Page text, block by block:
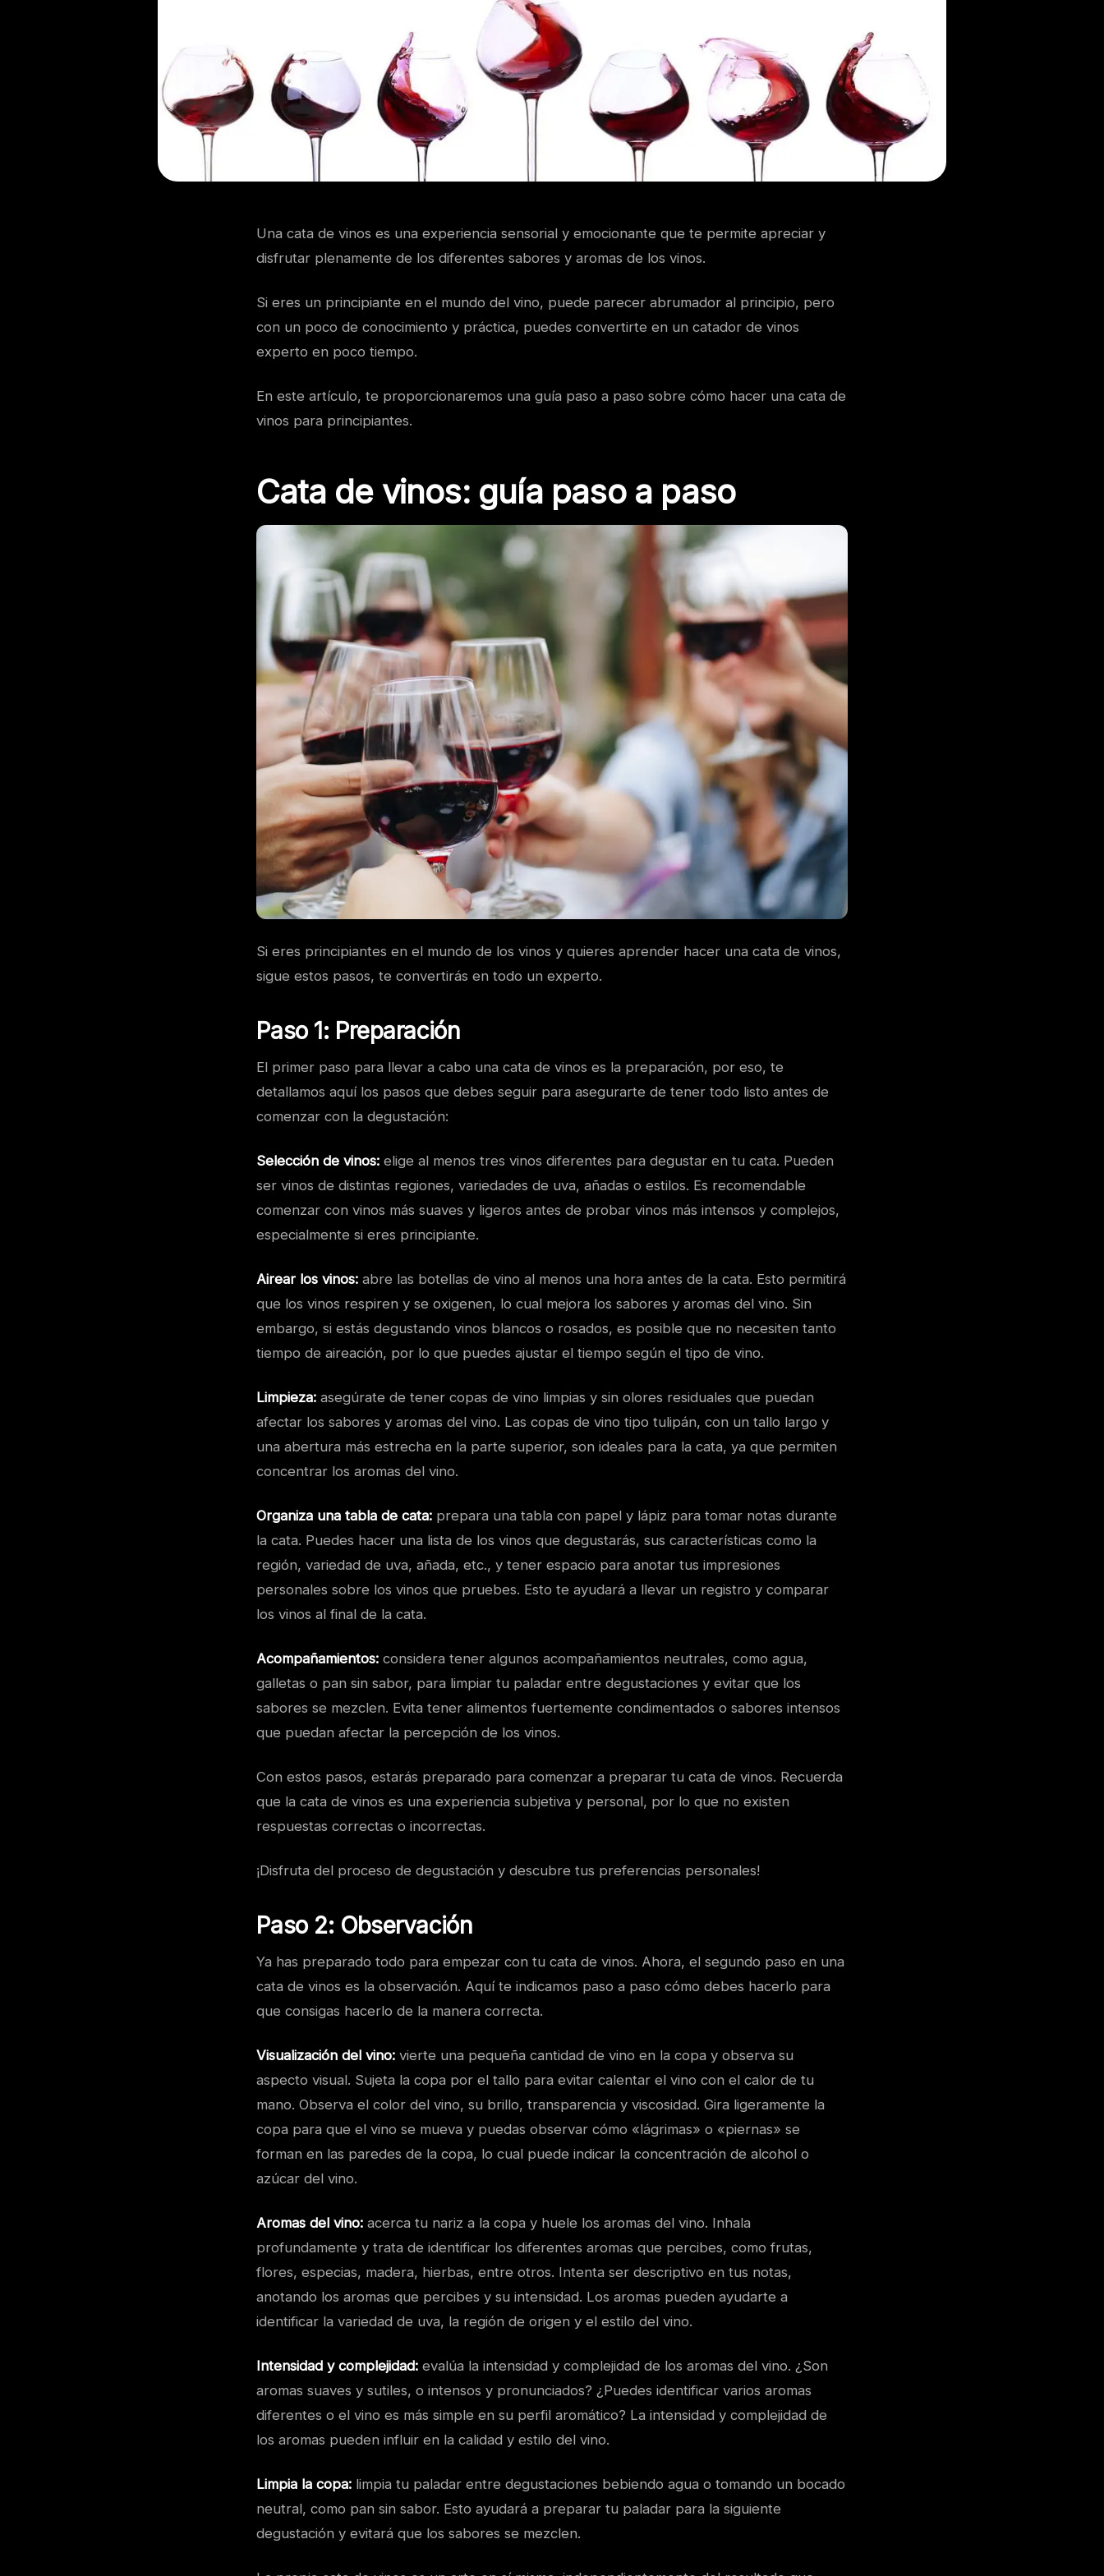
Una cata de vinos es una experiencia sensorial y emocionante que te permite apreciar y
disfrutar plenamente de los diferentes sabores y aromas de los vinos.
Si eres un principiante en el mundo del vino, puede parecer abrumador al principio, pero
con un poco de conocimiento y práctica, puedes convertirte en un catador de vinos
experto en poco tiempo.
En este artículo, te proporcionaremos una guía paso a paso sobre cómo hacer una cata de
vinos para principiantes.
Cata de vinos: guía paso a paso
Si eres principiantes en el mundo de los vinos y quieres aprender hacer una cata de vinos,
sigue estos pasos, te convertirás en todo un experto.
Paso 1: Preparación
El primer paso para llevar a cabo una cata de vinos es la preparación, por eso, te
detallamos aquí los pasos que debes seguir para asegurarte de tener todo listo antes de
comenzar con la degustación:
Selección de vinos: elige al menos tres vinos diferentes para degustar en tu cata. Pueden
ser vinos de distintas regiones, variedades de uva, añadas o estilos. Es recomendable
comenzar con vinos más suaves y ligeros antes de probar vinos más intensos y complejos,
especialmente si eres principiante.
Airear los vinos: abre las botellas de vino al menos una hora antes de la cata. Esto permitirá
que los vinos respiren y se oxigenen, lo cual mejora los sabores y aromas del vino. Sin
embargo, si estás degustando vinos blancos o rosados, es posible que no necesiten tanto
tiempo de aireación, por lo que puedes ajustar el tiempo según el tipo de vino.
Limpieza: asegúrate de tener copas de vino limpias y sin olores residuales que puedan
afectar los sabores y aromas del vino. Las copas de vino tipo tulipán, con un tallo largo y
una abertura más estrecha en la parte superior, son ideales para la cata, ya que permiten
concentrar los aromas del vino.
Organiza una tabla de cata: prepara una tabla con papel y lápiz para tomar notas durante
la cata. Puedes hacer una lista de los vinos que degustarás, sus características como la
región, variedad de uva, añada, etc., y tener espacio para anotar tus impresiones
personales sobre los vinos que pruebes. Esto te ayudará a llevar un registro y comparar
los vinos al final de la cata.
Acompañamientos: considera tener algunos acompañamientos neutrales, como agua,
galletas o pan sin sabor, para limpiar tu paladar entre degustaciones y evitar que los
sabores se mezclen. Evita tener alimentos fuertemente condimentados o sabores intensos
que puedan afectar la percepción de los vinos.
Con estos pasos, estarás preparado para comenzar a preparar tu cata de vinos. Recuerda
que la cata de vinos es una experiencia subjetiva y personal, por lo que no existen
respuestas correctas o incorrectas.
¡Disfruta del proceso de degustación y descubre tus preferencias personales!
Paso 2: Observación
Ya has preparado todo para empezar con tu cata de vinos. Ahora, el segundo paso en una
cata de vinos es la observación. Aquí te indicamos paso a paso cómo debes hacerlo para
que consigas hacerlo de la manera correcta.
Visualización del vino: vierte una pequeña cantidad de vino en la copa y observa su
aspecto visual. Sujeta la copa por el tallo para evitar calentar el vino con el calor de tu
mano. Observa el color del vino, su brillo, transparencia y viscosidad. Gira ligeramente la
copa para que el vino se mueva y puedas observar cómo «lágrimas» o «piernas» se
forman en las paredes de la copa, lo cual puede indicar la concentración de alcohol o
azúcar del vino.
Aromas del vino: acerca tu nariz a la copa y huele los aromas del vino. Inhala
profundamente y trata de identificar los diferentes aromas que percibes, como frutas,
flores, especias, madera, hierbas, entre otros. Intenta ser descriptivo en tus notas,
anotando los aromas que percibes y su intensidad. Los aromas pueden ayudarte a
identificar la variedad de uva, la región de origen y el estilo del vino.
Intensidad y complejidad: evalúa la intensidad y complejidad de los aromas del vino. ¿Son
aromas suaves y sutiles, o intensos y pronunciados? ¿Puedes identificar varios aromas
diferentes o el vino es más simple en su perfil aromático? La intensidad y complejidad de
los aromas pueden influir en la calidad y estilo del vino.
Limpia la copa: limpia tu paladar entre degustaciones bebiendo agua o tomando un bocado
neutral, como pan sin sabor. Esto ayudará a preparar tu paladar para la siguiente
degustación y evitará que los sabores se mezclen.